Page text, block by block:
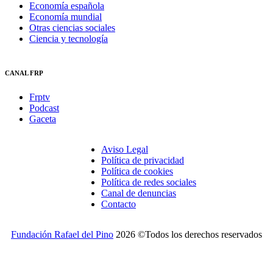
Economía española
Economía mundial
Otras ciencias sociales
Ciencia y tecnología
CANAL FRP
Frptv
Podcast
Gaceta
Aviso Legal
Política de privacidad
Política de cookies
Política de redes sociales
Canal de denuncias
Contacto
Fundación Rafael del Pino 2026 ©Todos los derechos reservados